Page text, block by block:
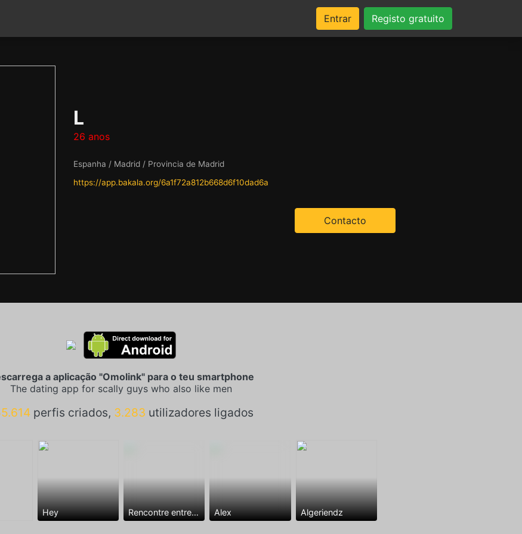
Entrar Registo gratuito
L
26 anos
Espanha / Madrid / Provincia de Madrid
https://app.bakala.org/6a1f72a812b668d6f10dad6a
Contacto
a aplicação "Omolink" para o teu smartphone
The dating app for scally guys who also like men
perfis criados, 3.283 utilizadores ligados
Hey Rencontre entre mecs Alex Algeriendz